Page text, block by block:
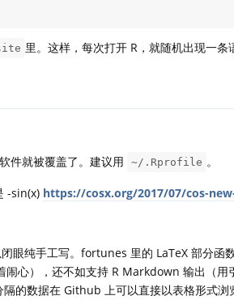
里。这样，每次打开 R，就随机出现一
件就被覆盖了。建议用 ~/.Rprofile 。
-sin(x) https://cosx.org/2017/07/cos-
眼纯手工写。fortunes 里的 LaTeX 部分函
闹心），还不如支持 R Markdown 输出（用
的数据在 Github 上可以直接以表格形式浏